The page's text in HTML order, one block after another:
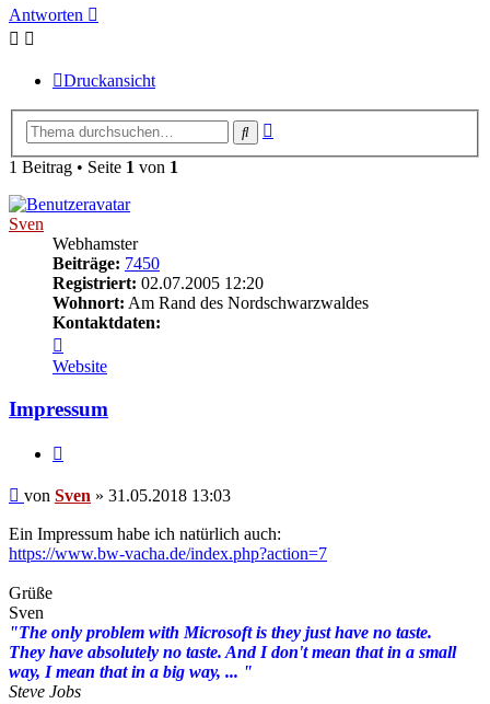
Antworten
Druckansicht
Suche
1 Beitrag • Seite 1 von 1
Sven
Webhamster
Beiträge: 7450
Registriert: 02.07.2005 12:20
Wohnort: Am Rand des Nordschwarzwaldes
Kontaktdaten:
von
Sven
Website
Impressum
Beitrag
von Sven » 31.05.2018 13:03
Ein Impressum habe ich natürlich auch:
https://www.bw-vacha.de/index.php?action=7
Grüße
Sven
"The only problem with Microsoft is they just have no taste.
They have absolutely no taste. And I don't mean that in a small
way, I mean that in a big way, ... "
Steve Jobs